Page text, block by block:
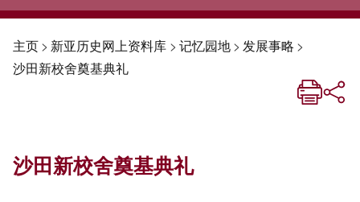
主页> 新亚历史网上资料库 > 记忆园地> 发展事略 >
沙田新校舍奠基典礼
沙田新校舍奠基典礼